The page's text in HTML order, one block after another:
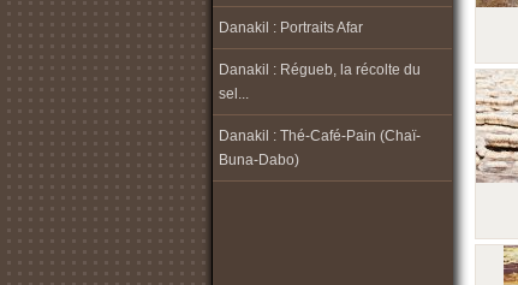
Danakil : Portraits Afar
Danakil : Régueb, la récolte du
sel...
Danakil : Thé-Café-Pain (Chaï-
Buna-Dabo)